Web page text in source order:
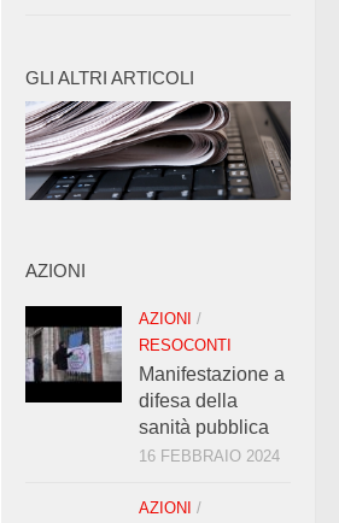
GLI ALTRI ARTICOLI
AZIONI
AZIONI /
RESOCONTI
Manifestazione a
difesa della
sanità pubblica
16 FEBBRAIO 2024
AZIONI /